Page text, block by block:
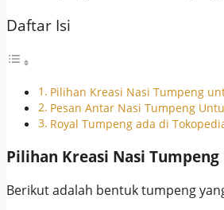
Daftar Isi
Pilihan Kreasi Nasi Tumpeng
Pesan Antar Nasi Tumpeng
Royal Tumpeng ada di
Pilihan Kreasi Nasi
Berikut adalah bentuk tumpeng